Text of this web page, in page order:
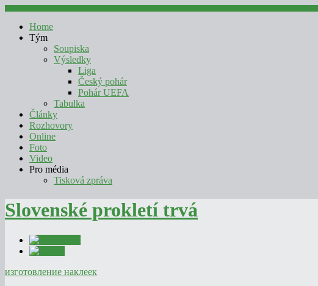
Home
Tým
Soupiska
Výsledky
Liga
Český pohár
Pohár UEFA
Tabulka
Články
Rozhovory
Online
Foto
Video
Pro média
Tisková zpráva
Slovenské prokletí trvá
изготовление наклеек